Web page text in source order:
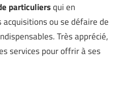
particuliersqui en
ou se défaire de
Très apprécié,
services pour offrir à ses